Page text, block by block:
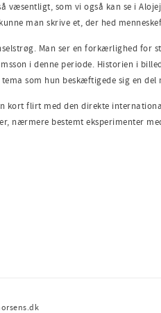
som vi også kan se i
man skrive et, der hed
Man ser en forkærlighed
i denne periode. Historien i
som hun beskæftigede sig en del
kort flirt med den direkte
nærmere bestemt eksperi­menter